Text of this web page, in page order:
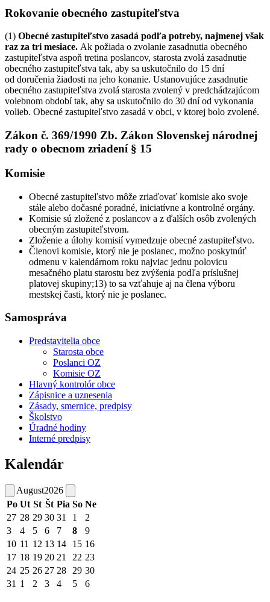
Rokovanie obecného zastupiteľstva
(1) Obecné zastupiteľstvo zasadá podľa potreby, najmenej však
raz za tri mesiace. Ak požiada o zvolanie zasadnutia obecného
zastupiteľstva aspoň tretina poslancov, starosta zvolá zasadnutie
obecného zastupiteľstva tak, aby sa uskutočnilo do 15 dní
od doručenia žiadosti na jeho konanie. Ustanovujúce zasadnutie
obecného zastupiteľstva zvolá starosta zvolený v predchádzajúcom
volebnom období tak, aby sa uskutočnilo do 30 dní od vykonania
volieb. Obecné zastupiteľstvo zasadá v obci, v ktorej bolo zvolené.
Zákon č. 369/1990 Zb. Zákon Slovenskej národnej
rady o obecnom zriadení § 15
Komisie
Obecné zastupiteľstvo môže zriaďovať komisie ako svoje
stále alebo dočasné poradné, iniciatívne a kontrolné orgány.
Komisie sú zložené z poslancov a z ďalších osôb zvolených
obecným zastupiteľstvom.
Zloženie a úlohy komisií vymedzuje obecné zastupiteľstvo.
Členovi komisie, ktorý nie je poslanec, možno poskytnúť
odmenu v kalendárnom roku najviac jednu polovicu
mesačného platu starostu bez zvýšenia podľa príslušnej
platovej skupiny;13) to sa vzťahuje aj na člena výboru
mestskej časti, ktorý nie je poslanec.
Samospráva
Predstavitelia obce
Starosta obce
Poslanci OZ
Komisie OZ
Hlavný kontrolór obce
Zápisnice a uznesenia
Zásady, smernice, predpisy
Školstvo
Úradné hodiny
Interné predpisy
Kalendár
August2026
Po Ut St Št Pia So Ne
27 28 29 30 31 1
2
3
4 5 6 7 8
9
10 11 12 13 14 15 16
17 18 19 20 21 22 23
24 25 26 27 28 29 30
31 1 2 3 4 5 6